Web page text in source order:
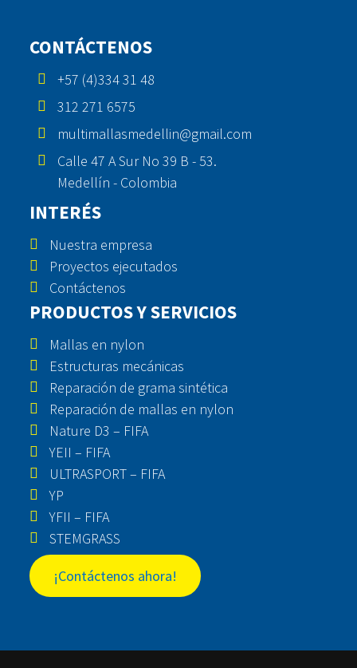
CONTÁCTENOS
+57 (4)334 31 48
312 271 6575
multimallasmedellin@gmail.com
Calle 47 A Sur No 39 B - 53.
Medellín - Colombia
INTERÉS
Nuestra empresa
Proyectos ejecutados
Contáctenos
PRODUCTOS Y SERVICIOS
Mallas en nylon
Estructuras mecánicas
Reparación de grama sintética
Reparación de mallas en nylon
Nature D3 – FIFA
YEII – FIFA
ULTRASPORT – FIFA
YP
YFII – FIFA
STEMGRASS
¡Contáctenos ahora!